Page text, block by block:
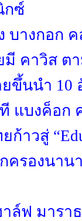
กซ์
บางกอก
คาวิส ต
ขึ้นนำ 10
แบงค็อ
ก้าวสู่
ครองนาน
ล์ฟ มารา